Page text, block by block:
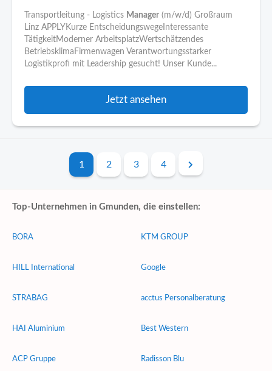
Transportleitung - Logistics Manager (m/w/d) Großraum
Linz APPLYKurze EntscheidungswegeInteressante
TätigkeitModerner ArbeitsplatzWertschätzendes
BetriebsklimaFirmenwagen Verantwortungsstarker
Logistikprofi mit Leadership gesucht! Unser Kunde...
Jetzt ansehen
1 2 3 4
Top-Unternehmen in Gmunden, die einstellen:
BORA
HILL International
STRABAG
HAI Aluminium
ACP Gruppe
KTM GROUP
Google
acctus Personalberatung
Best Western
Radisson Blu